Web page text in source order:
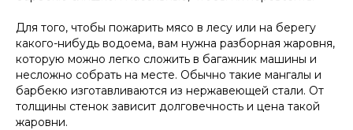
Для того, чтобы пожарить мясо в лесу или на берегу
какого-нибудь водоема, вам нужна разборная жаровня,
которую можно легко сложить в багажник машины и
несложно собрать на месте. Обычно такие мангалы и
барбекю изготавливаются из нержавеющей стали. От
толщины стенок зависит долговечность и цена такой
жаровни.